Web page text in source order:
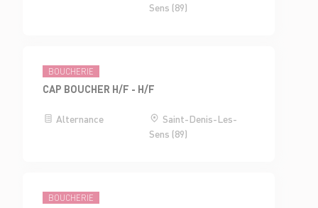
Sens (89)
BOUCHERIE
CAP BOUCHER H/F - H/F
Alternance
Saint-Denis-Les-
Sens (89)
BOUCHERIE